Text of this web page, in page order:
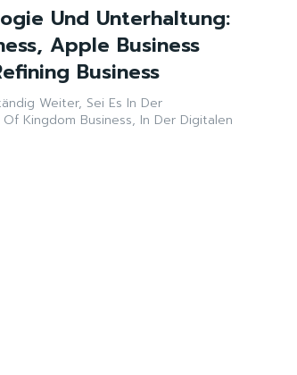
Und Unterhaltung:
Apple Business
Business
Weiter, Sei Es In Der
Kingdom Business, In Der Digitalen